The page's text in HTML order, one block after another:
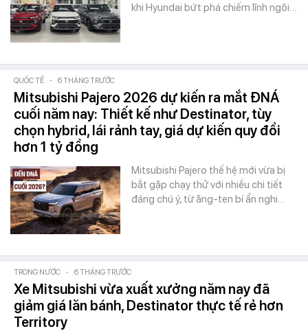
khi Hyundai bứt phá chiếm lĩnh ngôi…
QUỐC TẾ - 6 THÁNG TRƯỚC
Mitsubishi Pajero 2026 dự kiến ra mắt ĐNÁ
cuối năm nay: Thiết kế như Destinator, tùy
chọn hybrid, lái rảnh tay, giá dự kiến quy đổi
hơn 1 tỷ đồng
Mitsubishi Pajero thế hệ mới vừa bị
bắt gặp chạy thử với nhiều chi tiết
đáng chú ý, từ ăng-ten bí ẩn nghi…
TRONG NƯỚC - 6 THÁNG TRƯỚC
Xe Mitsubishi vừa xuất xưởng năm nay đã
giảm giá lăn bánh, Destinator thực tế rẻ hơn
Territory